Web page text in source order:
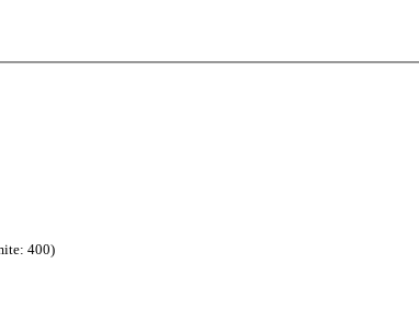
400)